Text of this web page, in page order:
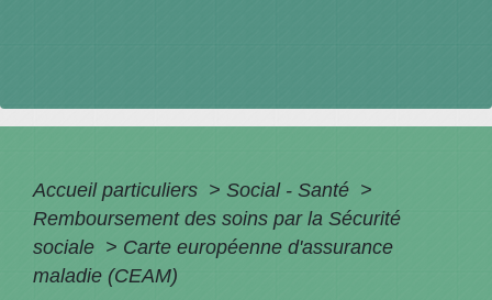
Accueil particuliers > Social - Santé >
Remboursement des soins par la Sécurité
sociale > Carte européenne d'assurance
maladie (CEAM)